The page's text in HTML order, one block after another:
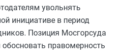
увольнять
инициативе в период
Позиция Мосгорсуда
правомерность